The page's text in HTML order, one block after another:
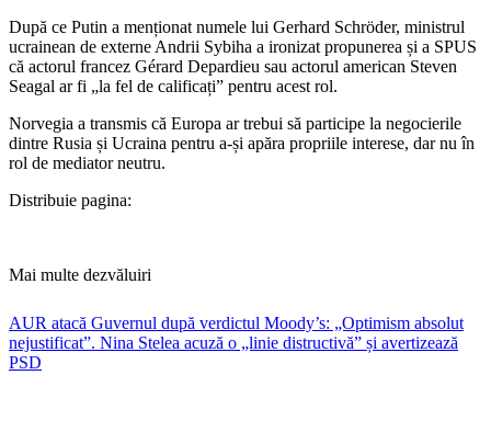
După ce Putin a menționat numele lui Gerhard Schröder, ministrul
ucrainean de externe Andrii Sybiha a ironizat propunerea și a SPUS
că actorul francez Gérard Depardieu sau actorul american Steven
Seagal ar fi „la fel de calificați” pentru acest rol.
​Norvegia a transmis că Europa ar trebui să participe la negocierile
dintre Rusia și Ucraina pentru a-și apăra propriile interese, dar nu în
rol de mediator neutru.
Distribuie pagina:
Mai multe dezvăluiri
AUR atacă Guvernul după verdictul Moody’s: „Optimism absolut
nejustificat”. Nina Stelea acuză o „linie distructivă” și avertizează
PSD